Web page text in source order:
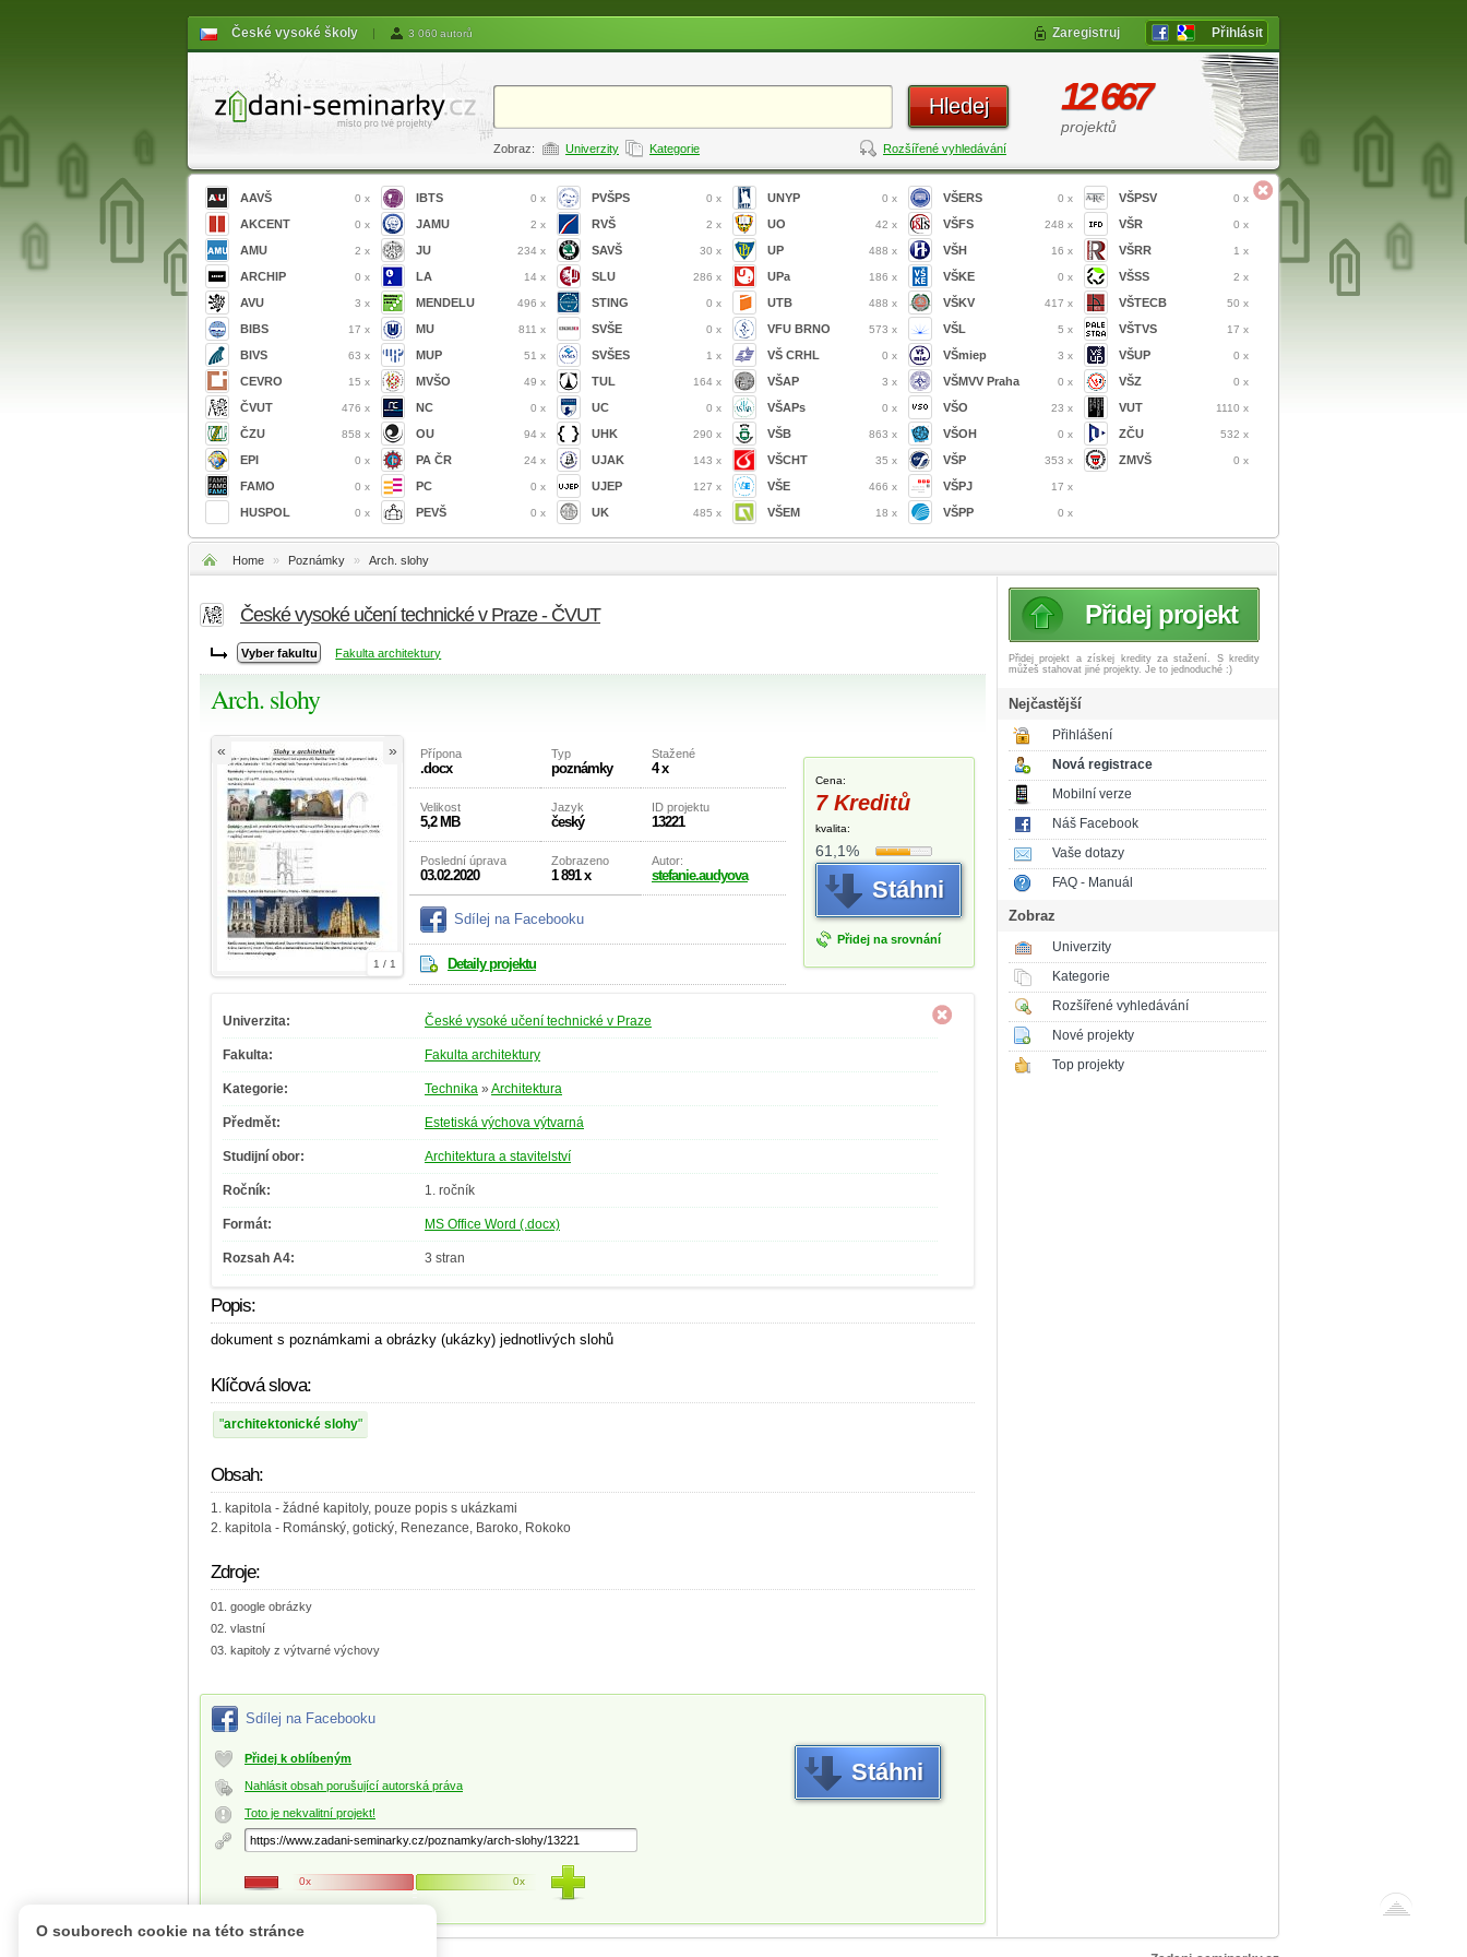
České vysoké školy | 3 060 autorů Zaregistruj Přihlásit
Hledej
Zobraz: Univerzity Kategorie Rozšířené vyhledávání
12 667
projektů
AAVŠ 0 x
AKCENT 0 x
AMU 2 x
ARCHIP 0 x
AVU 3 x
BIBS 17 x
BIVS 63 x
CEVRO 15 x
ČVUT 476 x
ČZU 858 x
EPI 0 x
FAMO 0 x
HUSPOL 0 x
IBTS 0 x
JAMU 2 x
JU 234 x
LA 14 x
MENDELU 496 x
MU 811 x
MUP 51 x
MVŠO 49 x
NC 0 x
OU 94 x
PA ČR 24 x
PC 0 x
PEVŠ 0 x
PVŠPS 0 x
RVŠ 2 x
SAVŠ 30 x
SLU 286 x
STING 0 x
SVŠE 0 x
SVŠES 1 x
TUL 164 x
UC 0 x
UHK 290 x
UJAK 143 x
UJEP 127 x
UK 485 x
UNYP 0 x
UO 42 x
UP 488 x
UPa 186 x
UTB 488 x
VFU BRNO 573 x
VŠ CRHL 0 x
VŠAP 3 x
VŠAPs 0 x
VŠB 863 x
VŠCHT 35 x
VŠE 466 x
VŠEM 18 x
VŠERS 0 x
VŠFS 248 x
VŠH 16 x
VŠKE 0 x
VŠKV 417 x
VŠL 5 x
VŠmiep 3 x
VŠMVV Praha 0 x
VŠO 23 x
VŠOH 0 x
VŠP 353 x
VŠPJ 17 x
VŠPP 0 x
VŠPSV 0 x
VŠR 0 x
VŠRR 1 x
VŠSS 2 x
VŠTECB 50 x
VŠTVS 17 x
VŠUP 0 x
VŠZ 0 x
VUT 1110 x
ZČU 532 x
ZMVŠ 0 x
Home » Poznámky » Arch. slohy
České vysoké učení technické v Praze - ČVUT
Fakulta architektury
Arch. slohy
1 / 1
« » Přípona
.docx
Typ
poznámky
Stažené
4 x
Velikost
5,2 MB
Jazyk
český
ID projektu
13221
Poslední úprava
03.02.2020
Zobrazeno
1 891 x
Autor:
stefanie.audyova
Sdílej na Facebooku
Detaily projektu
Cena:
7 Kreditů
kvalita:
61,1%
Stáhni
Přidej na srovnání
Univerzita: České vysoké učení technické v Praze
Fakulta: Fakulta architektury
Kategorie: Technika » Architektura
Předmět: Estetiská výchova výtvarná
Studijní obor: Architektura a stavitelství
Ročník: 1. ročník
Formát: MS Office Word (.docx)
Rozsah A4: 3 stran
Popis:
dokument s poznámkami a obrázky (ukázky) jednotlivých slohů
Klíčová slova:
architektonické slohy
Obsah:
1. kapitola - žádné kapitoly, pouze popis s ukázkami
2. kapitola - Románský, gotický, Renezance, Baroko, Rokoko
Zdroje:
google obrázky
vlastní
kapitoly z výtvarné výchovy
Sdílej na Facebooku
Přidej k oblíbeným
Nahlásit obsah porušující autorská práva
Toto je nekvalitní projekt!
0x 0x
Stáhni
Přidej projekt
Přidej projekt a získej
kredity za stažení. S kredity
můžeš stahovat jiné projekty. Je to jednoduché :)
Nejčastější
Přihlášení
Nová registrace
Mobilní verze
Náš Facebook
Vaše dotazy
FAQ - Manuál
Zobraz
Univerzity
Kategorie
Rozšířené vyhledávání
Nové projekty
Top projekty
O souborech cookie na této stránce